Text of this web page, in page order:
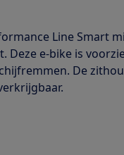
Line Smart
Deze e-bike is
De